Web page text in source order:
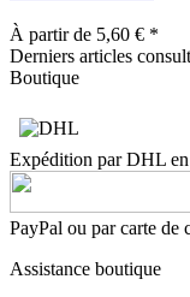
À partir de 5,60 € *
Derniers articles
Boutique
Expédition par DHL
PayPal ou par carte de
Assistance boutique